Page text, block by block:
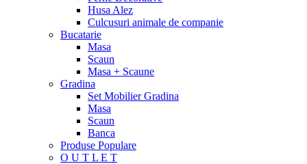
Husa Alez
Culcusuri animale de companie
Bucatarie
Masa
Scaun
Masa + Scaune
Gradina
Set Mobilier Gradina
Masa
Scaun
Banca
Produse Populare
O U T L E T